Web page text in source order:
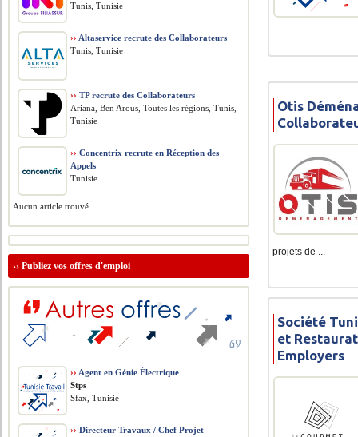
Otis
projets de ...
Société
et
Employers
Tunis, Tunisie
›› Altaservice recrute des Collaborateurs
Tunis, Tunisie
›› TP recrute des Collaborateurs
Ariana, Ben Arous, Toutes les régions, Tunis,
Tunisie
›› Concentrix recrute en Réception des
Appels
Tunisie
Aucun article trouvé.
››Publiez vos offres d'emploi
›› Agent en Génie Électrique
Stps
Sfax, Tunisie
›› Directeur Travaux / Chef Projet